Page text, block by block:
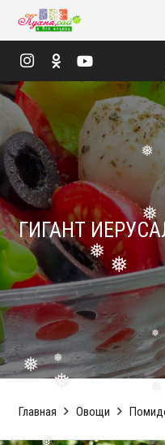
❅
❅
❅
❅
❅
❅
❅
❅
ГИГАНТ
Главная Овощи